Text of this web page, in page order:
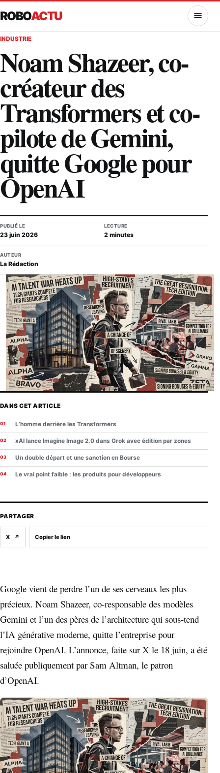
ROBOACTU MENU
INDUSTRIE
Noam Shazeer, co-
créateur des
Transformers et co-
pilote de Gemini,
quitte Google pour
OpenAI
PUBLIÉ LE
23 juin 2026
LECTURE
2 minutes
AUTEUR
La Rédaction
Google vient de perdre l’un de ses cerveaux les plus
précieux. Noam Shazeer, co-responsable des modèles
Gemini et l’un des pères de l’architecture qui sous-tend
l’IA générative moderne, quitte l’entreprise pour
rejoindre OpenAI. L’annonce, faite sur X le 18 juin, a été
saluée publiquement par Sam Altman, le patron
d’OpenAI.
DANS CET ARTICLE
L’homme derrière les Transformers
xAI lance Imagine Image 2.0 dans Grok avec édition par zones
Un double départ et une sanction en Bourse
Le vrai point faible : les produits pour développeurs
PARTAGER
X ↗ Copier le lien